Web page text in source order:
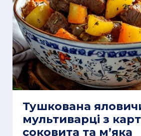
Тушкована
мультиварці з
соковита та м’яка